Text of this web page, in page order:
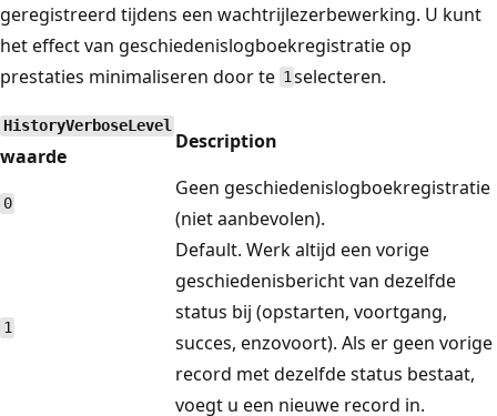
geregistreerd tijdens een wachtrijlezerbewerking. U kunt
het effect van geschiedenislogboekregistratie op
prestaties minimaliseren door te 1selecteren.
HistoryVerboseLevel
waarde
Description
0
Geen geschiedenislogboekregistratie
(niet aanbevolen).
1
Default. Werk altijd een vorige
geschiedenisbericht van dezelfde
status bij (opstarten, voortgang,
succes, enzovoort). Als er geen vorige
record met dezelfde status bestaat,
voegt u een nieuwe record in.